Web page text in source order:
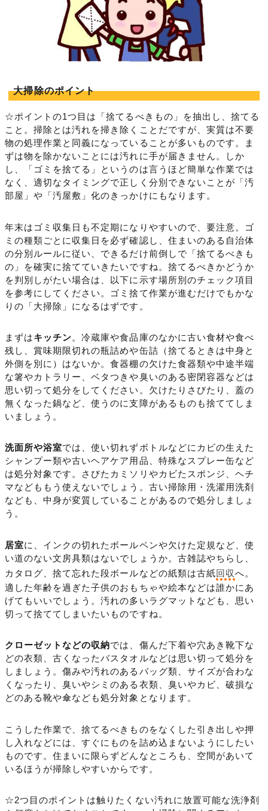
大掃除のポイント
☆ポイントの1つ目は「捨てるべきもの」を抽出し、捨てる
こと。掃除とは汚れを掃き除くことだですが、実質は不要
物の処理作業と同義になっていることが多いものです。ま
ずは物を除かないことには汚れに手が届きません。しか
し、「ゴミを捨てる」というのは言うほど簡単な作業では
なく、適切なタイミングで正しく分別できないことが「汚
部屋」や「汚屋敷」化のきっかけにもなります。
年末はゴミ収集日も不定期になりやすいので、要注意。ゴ
ミの種類ごとに収集日を必ず確認し、住まいのある自治体
の分別ルールに従い、できるだけ前倒しで「捨てるべきも
の」を確実に捨てていきたいですね。捨てるべきかどうか
を判別しがたい場合は、以下に示す場所別のチェック項目
を参考にしてください。ゴミ捨て作業が進むだけでもかな
りの「大掃除」になるはずです。
まずはキッチン。冷蔵庫や食品庫のなかに古い食材や食べ
残し、賞味期限切れの瓶詰めや缶詰（捨てるときは中身と
外側を別に）はないか。食器棚の欠けた食器類や中途半端
な箸やカトラリー、ベタつきや臭いのある密閉容器などは
思い切って処分をしてください。欠けたりさびたり、蓋の
無くなった鍋など、使うのに支障があるものも捨ててしま
いましょう。
洗面所や浴室では、使い切れずボトルなどにカビの生えた
シャンプー類や古いヘアケア用品、特殊なスプレー缶など
は処分対象です。さびたカミソリやカビたスポンジ、ヘチ
マなどももう使えないでしょう。古い掃除用・洗濯用洗剤
なども、中身が変質していることがあるので処分しましょ
う。
居室に、インクの切れたボールペンや欠けた定規など、使
い道のない文房具類はないでしょうか。古雑誌やちらし、
カタログ、捨て忘れた段ボールなどの紙類は古紙回収へ。
適した年齢を過ぎた子供のおもちゃや絵本などは誰かにあ
げてもいいでしょう。汚れの多いラグマットなども、思い
切って捨ててしまいたいものですね。
クローゼットなどの収納では、傷んだ下着や穴あき靴下な
どの衣類、古くなったバスタオルなどは思い切って処分を
しましょう。傷みや汚れのあるバッグ類、サイズが合わな
くなったり、臭いやシミのある衣類、臭いやカビ、破損な
どのある靴や傘なども処分対象となります。
こうした作業で、捨てるべきものをなくした引き出しや押
し入れなどには、すぐにものを詰め込まないようにしたい
ものです。住まいに限らずどんなところも、空間があいて
いるほうが掃除しやすいからです。
☆2つ目のポイントは触りたくない汚れに放置可能な洗浄剤